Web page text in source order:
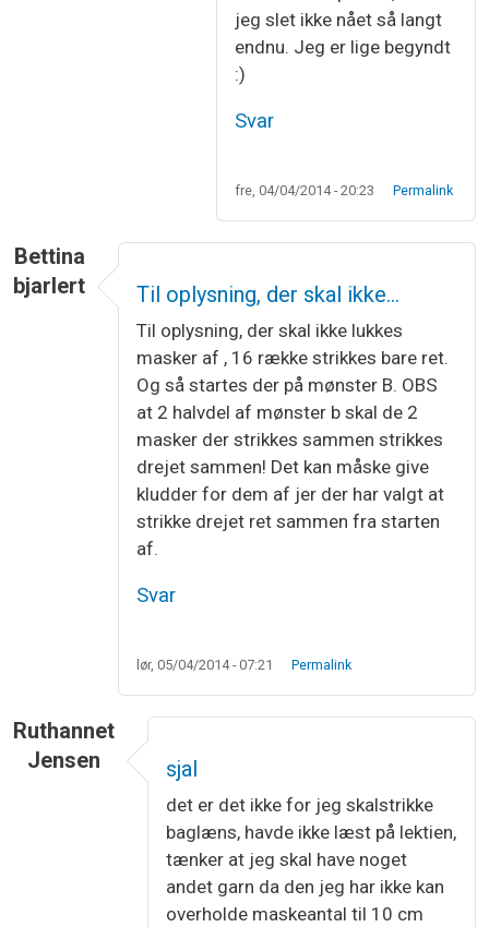
Række 16?afBettina bjarlert
jeg slet ikke nået så langt
endnu. Jeg er lige begyndt
:)
Svar
fre, 04/04/2014 - 20:23 Permalink
Bettina
bjarlert
Til oplysning, der skal ikke…
Til oplysning, der skal ikke lukkes
masker af , 16 række strikkes bare ret.
Og så startes der på mønster B. OBS
at 2 halvdel af mønster b skal de 2
masker der strikkes sammen strikkes
drejet sammen! Det kan måske give
kludder for dem af jer der har valgt at
strikke drejet ret sammen fra starten
af.
Svar
lør, 05/04/2014 - 07:21 Permalink
Ruthannet
Jensen
sjal
det er det ikke for jeg skalstrikke
baglæns, havde ikke læst på lektien,
tænker at jeg skal have noget
andet garn da den jeg har ikke kan
overholde maskeantal til 10 cm